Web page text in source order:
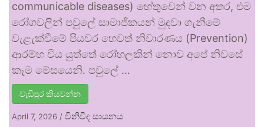
communicable diseases) හේතුවෙන් වන අතර, එම
රෝගවලින් පවුලේ සාමාජිකයන් මුදවා ගැනීමේ
වැළැක්වීමේ පියවර හෙවත් නිවාරණය (Prevention)
ආරම්භ විය යුත්තේ රෝහලකින් නොව අපේ නිවසේ
කෑම මේසයෙනි. පවුලේ …
වැඩිපුර කියවන්න
April 7, 2026 / විනිවිද සායනය